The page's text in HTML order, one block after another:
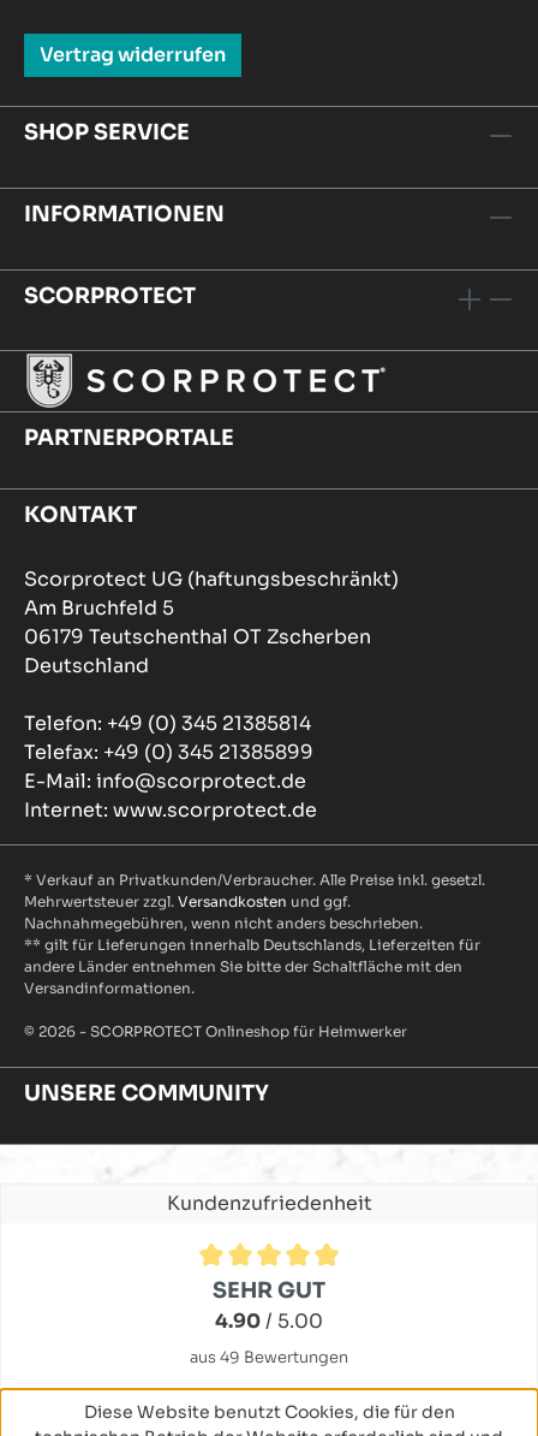
Vertrag widerrufen
SHOP SERVICE
INFORMATIONEN
SCORPROTECT
PARTNERPORTALE
KONTAKT
Scorprotect UG (haftungsbeschränkt)
Am Bruchfeld 5
06179 Teutschenthal OT Zscherben
Deutschland
Telefon: +49 (0) 345 21385814
Telefax: +49 (0) 345 21385899
E-Mail: info@scorprotect.de
Internet: www.scorprotect.de
* Verkauf an Privatkunden/Verbraucher. Alle Preise inkl. gesetzl.
Mehrwertsteuer zzgl. Versandkosten und ggf.
Nachnahmegebühren, wenn nicht anders beschrieben.
** gilt für Lieferungen innerhalb Deutschlands, Lieferzeiten für
andere Länder entnehmen Sie bitte der Schaltfläche mit den
Versandinformationen.
© 2026 - SCORPROTECT Onlineshop für Heimwerker
UNSERE COMMUNITY
Kundenzufriedenheit
Durchschnittliche Bewertung von 4.9 von 5 Sternen
SEHR GUT
4.90/ 5.00
aus 49 Bewertungen
Diese Website benutzt Cookies, die für den